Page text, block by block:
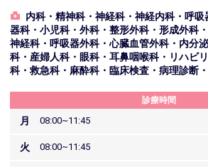
内科・精神科・神経科・神経内科・呼
器科・小児科・外科・整形外科・形成外科
神経科・呼吸器外科・心臓血管外科・内分
科・産婦人科・眼科・耳鼻咽喉科・リハビ
科・救急科・麻酔科・臨床検査・病理診断
診療時間
月 08:00~11:45
火 08:00~11:45